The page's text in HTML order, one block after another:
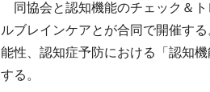
同協会と認知機能のチェック＆
ルブレインケアとが合同で開催す
能性、認知症予防における「認知
する。